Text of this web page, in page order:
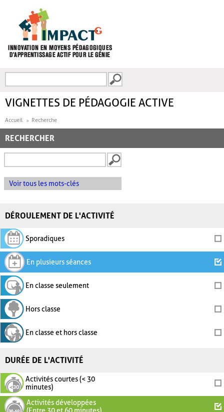
FORMULAIRE DE
VIGNETTES DE PÉDAGOGIE ACTIVE
Accueil Recherche
RECHERCHER
Voir tous les mots-clés
DÉROULEMENT DE L'ACTIVITÉ
Sporadiques
En plusieurs séances
En classe seulement
Hors classe
En classe et hors classe
DURÉE DE L'ACTIVITÉ
Activités courtes (< 30
minutes)
Activités développées